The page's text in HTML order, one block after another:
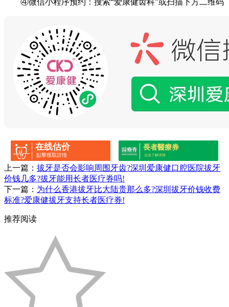
④微信小程序预约：搜索“爱康健齿科”或扫描下方二维码
在线估价
點擊獲取詳情
長者醫療券
点击了解详情
上一篇： 拔牙是否会影响周围牙齿?深圳爱康健口腔医院拔牙
价钱几多?拔牙能用长者医疗券吗!
下一篇： 为什么香港拔牙比大陆贵那么多?深圳拔牙价钱收费
标准?爱康健拔牙支持长者医疗券!
推荐阅读